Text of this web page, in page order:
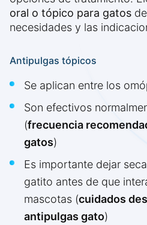
oral o tópico para gatos
necesidades y las
Antipulgas tópicos
Se aplican entre los
Son efectivos
(frecuencia
gatos)
Es importante dejar
gatito antes de que
mascotas (cuidados
antipulgas gato)